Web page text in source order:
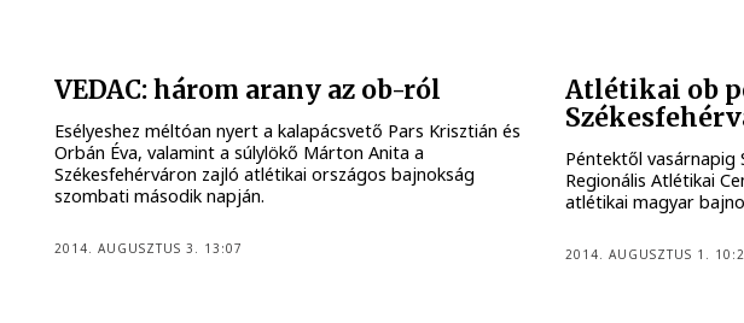
VEDAC: három arany az ob-ról
Esélyeshez méltóan nyert a kalapácsvető Pars Krisztián és
Orbán Éva, valamint a súlylökő Márton Anita a
Székesfehérváron zajló atlétikai országos bajnokság
szombati második napján.
2014. AUGUSZTUS 3. 13:07
Atlétikai ob
Péntektől vasárnapig
Regionális Atlétikai
atlétikai magyar
2014. AUGUSZTUS 1.